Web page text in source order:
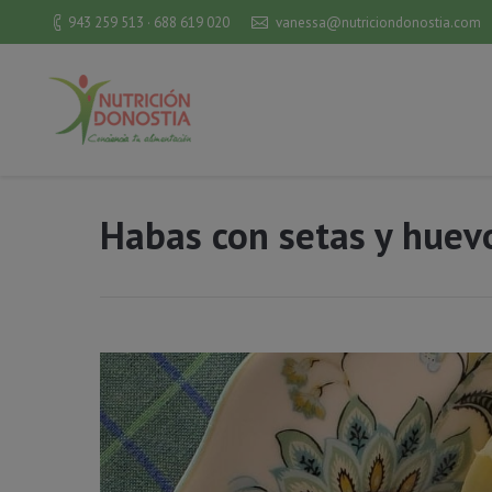
943 259 513 · 688 619 020 vanessa@nutriciondonostia.com
Habas con setas y